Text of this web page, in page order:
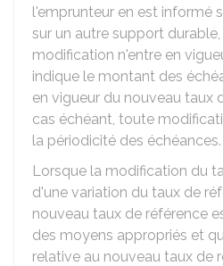
l'emprunteur en est informé
sur un autre support
modification n'entre en
indique le montant des
en vigueur du nouveau taux
cas échéant, toute
la périodicité des échéances.
Lorsque la modification du
d'une variation du taux de
nouveau taux de référence
des moyens appropriés et
relative au nouveau taux de